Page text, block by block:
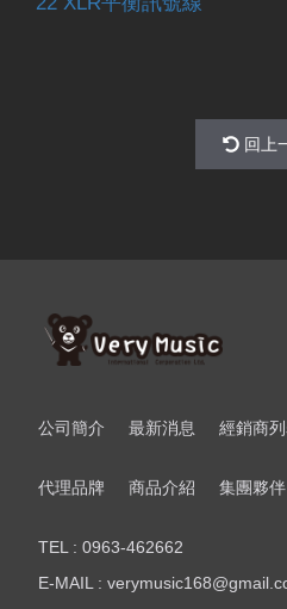
回上
公司簡介 最新消息 經銷商
代理品牌 商品介紹 集團夥伴
TEL : 0963-462662
E-MAIL :